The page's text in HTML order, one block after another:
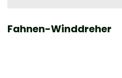
Fahnen-Winddreher